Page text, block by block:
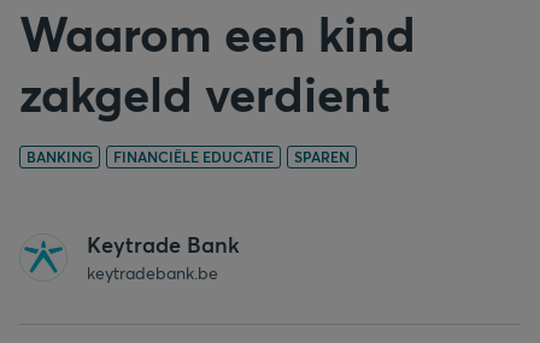
Waarom een kind
zakgeld verdient
BANKING FINANCIËLE EDUCATIE SPAREN
Keytrade Bank
keytradebank.be